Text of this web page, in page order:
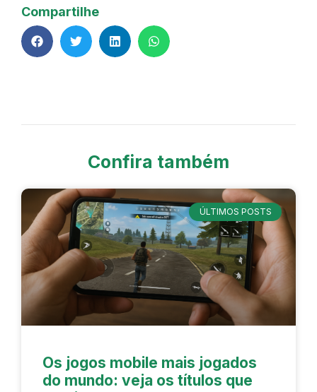
Compartilhe
Confira também
ÚLTIMOS POSTS
Os jogos mobile mais jogados
do mundo: veja os títulos que